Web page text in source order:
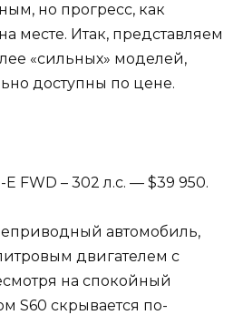
но прогресс, как
месте. Итак, представляем
«сильных» моделей,
доступны по цене.
E FWD – 302 л.с. — $39 950.
автомобиль,
двигателем с
на спокойный
S60 скрывается по-